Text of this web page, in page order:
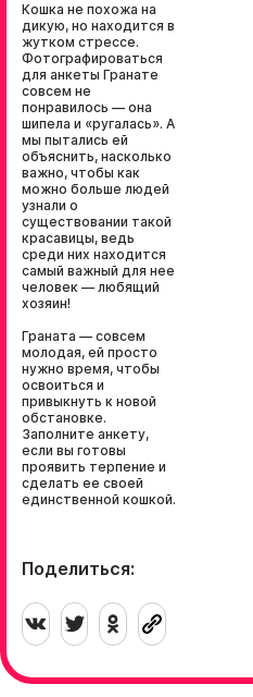
Кошка не похожа на
дикую, но находится в
жутком стрессе.
Фотографироваться
для анкеты Гранате
совсем не
понравилось — она
шипела и «ругалась». А
мы пытались ей
объяснить, насколько
важно, чтобы как
можно больше людей
узнали о
существовании такой
красавицы, ведь
среди них находится
самый важный для нее
человек — любящий
хозяин!
Граната — совсем
молодая, ей просто
нужно время, чтобы
освоиться и
привыкнуть к новой
обстановке.
Заполните анкету,
если вы готовы
проявить терпение и
сделать ее своей
единственной кошкой.
Поделиться: